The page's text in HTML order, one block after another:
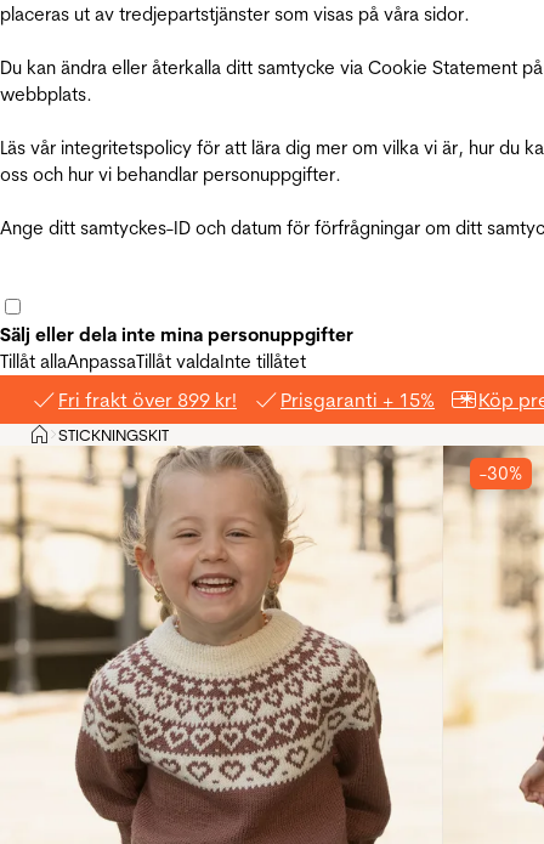
placeras ut av tredjepartstjänster som visas på våra sidor.
Du kan ändra eller återkalla ditt samtycke via Cookie Statement
webbplats.
Läs vår integritetspolicy för att lära dig mer om vilka vi är, hur du
oss och hur vi behandlar personuppgifter.
Ange ditt samtyckes-ID och datum för förfrågningar om ditt
Sälj eller dela inte mina personuppgifter
Tillåt allaAnpassaTillåt valdaInte tillåtet
Fri frakt över 899 kr! Prisgaranti + 15% Köp
Hem
>STICKNINGSKIT
-30%